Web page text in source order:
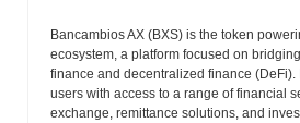
Bancambios AX (BXS) is the token
ecosystem, a platform focused on
finance and decentralized finance
users with access to a range of financial
exchange, remittance solutions, and